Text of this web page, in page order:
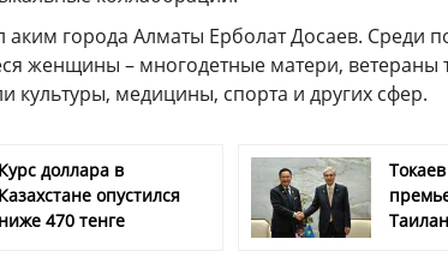
аким города Алматы Ерболат Досаев. Среди
женщины – многодетные матери, ветераны
культуры, медицины, спорта и других сфер.
Курс доллара в
Казахстане опустился
ниже 470 тенге